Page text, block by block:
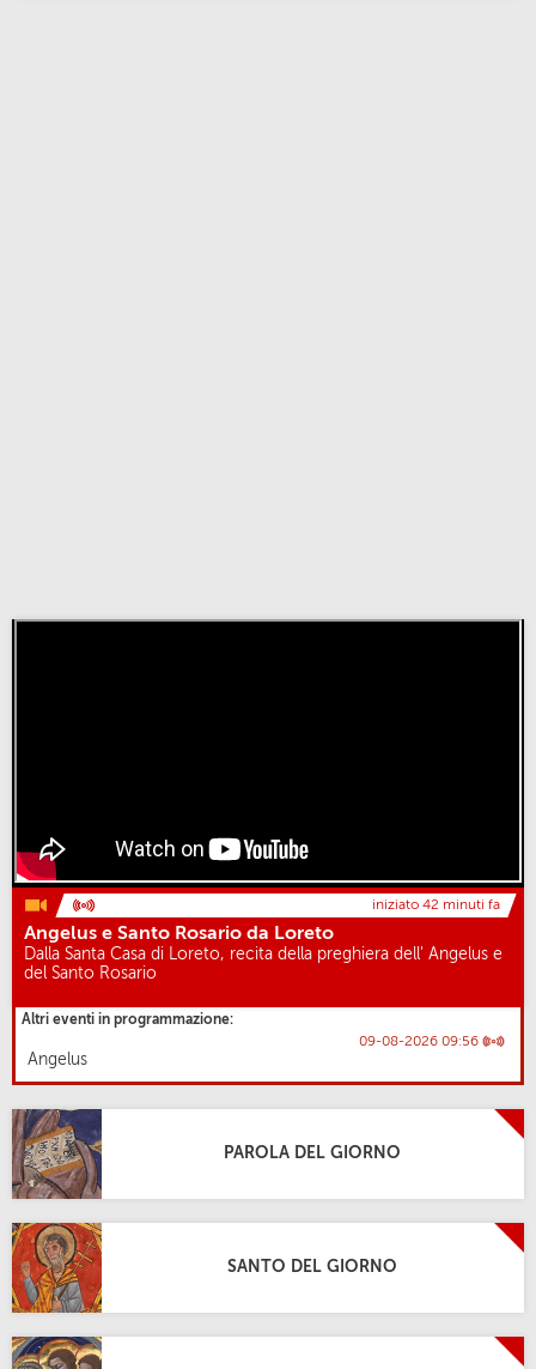
iniziato 42 minuti fa
Angelus e Santo Rosario da Loreto
Dalla Santa Casa di Loreto, recita della preghiera dell' Angelus e
del Santo Rosario
Altri eventi in programmazione:
09-08-2026 09:56
Angelus
PAROLA DEL GIORNO
SANTO DEL GIORNO